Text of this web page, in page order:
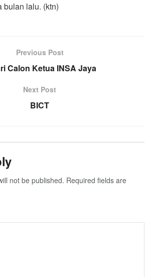
bulan lalu. (ktn)
Previous Post
Calon Ketua INSA Jaya
Next Post
BICT
not be published. Required fields are